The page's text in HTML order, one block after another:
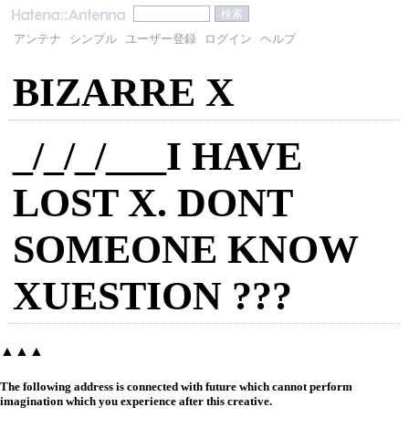
アンテナ シンプル ユーザー登録 ログイン ヘルプ
BIZARRE X
_/_/_/___I HAVE
LOST X. DONT
SOMEONE KNOW
XUESTION ???
▲▲▲
The following address is connected with future which cannot perform
imagination which you experience after this creative.